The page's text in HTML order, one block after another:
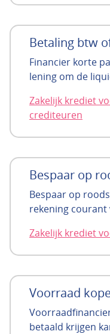
Betaling btw
Financier korte
lening om de
Zakelijk krediet
crediteuren
Bespaar op
Bespaar op
rekening
Zakelijk krediet
Voorraad
betaald krijgen